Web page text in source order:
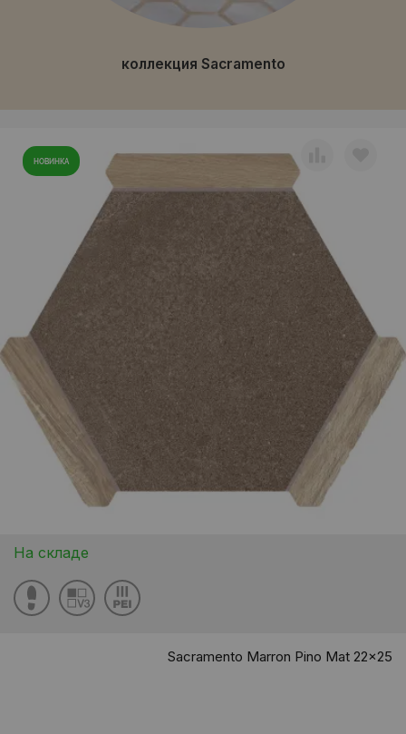
коллекция Sacramento
НОВИНКА
На складе
Sacramento Marron Pino Mat 22x25